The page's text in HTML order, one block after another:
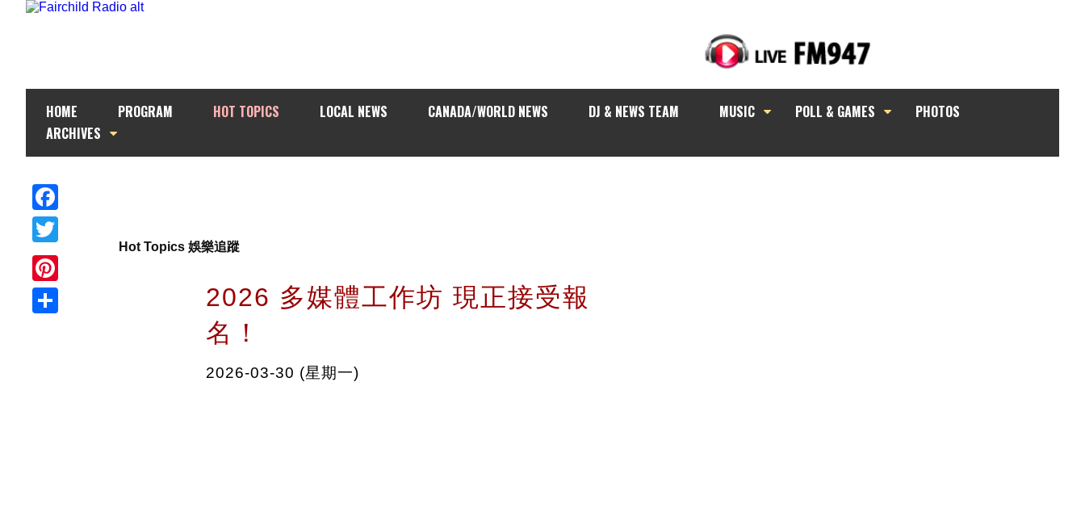
HOME PROGRAM HOT TOPICS LOCAL NEWS CANADA/WORLD NEWS DJ & NEWS TEAM MUSIC POLL & GAMES
PHOTOS
ARCHIVES
Facebook
Twitter
Pinterest
Hot Topics 娛樂追蹤
2026 多媒體工作坊 現正接受報
名！
2026-03-30 (星期一)